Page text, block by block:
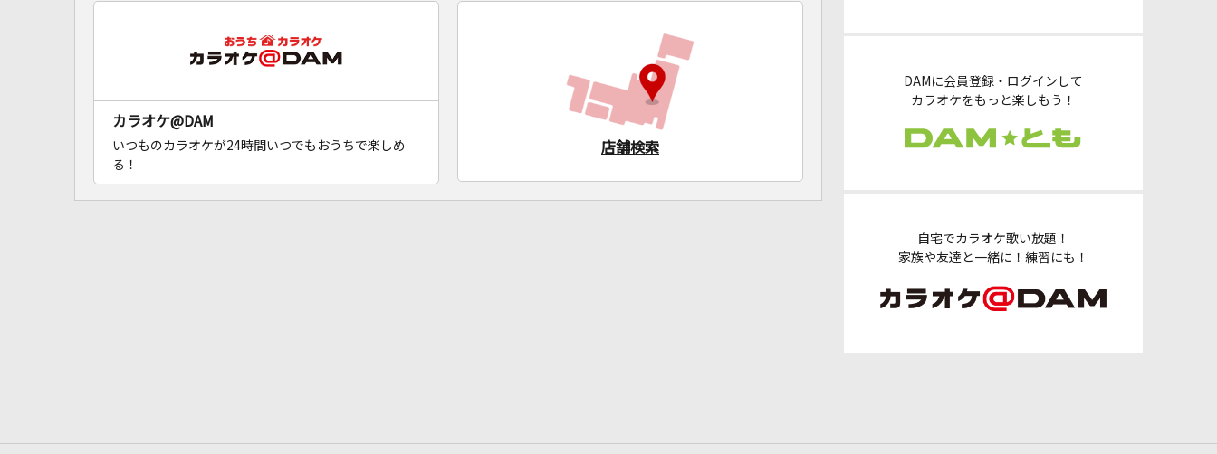
DAMに会員登録・ログインして
カラオケをもっと楽しもう！
自宅でカラオケ歌い放題！
家族や友達と一緒に！練習にも！
カラオケ@DAM
いつものカラオケが24時間いつでもおうちで楽しめ
る！
店舗検索